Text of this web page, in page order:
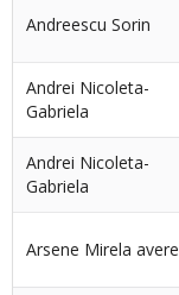
Andreescu Sorin
Andrei Nicoleta-
Gabriela
Andrei Nicoleta-
Gabriela
Arsene Mirela avere